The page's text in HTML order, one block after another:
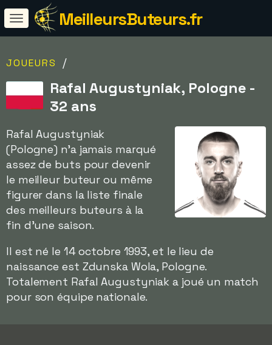
MeilleursButeurs.fr
JOUEURS /
Rafal Augustyniak, Pologne -
32 ans
Rafal Augustyniak
(Pologne) n'a jamais marqué
assez de buts pour devenir
le meilleur buteur ou même
figurer dans la liste finale
des meilleurs buteurs à la
fin d'une saison.
Il est né le 14 octobre 1993, et le lieu de
naissance est Zdunska Wola, Pologne.
Totalement Rafal Augustyniak a joué un match
pour son équipe nationale.